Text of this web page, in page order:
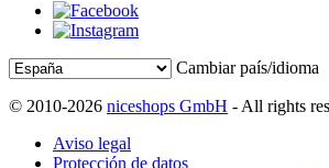
Cambiar país/idioma
© 2010-2026 niceshops GmbH - All rights
Aviso legal
Protección de datos